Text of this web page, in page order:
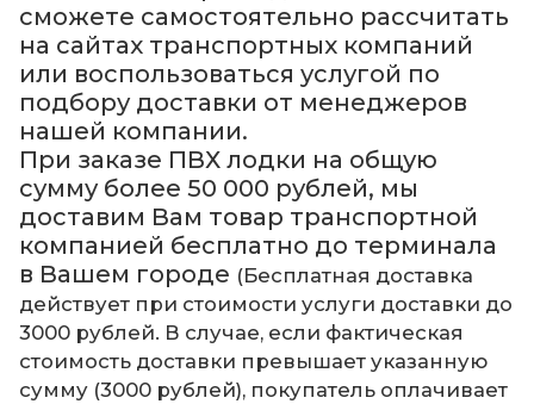
сможете самостоятельно рассчитать
на сайтах транспортных компаний
или воспользоваться услугой по
подбору доставки от менеджеров
нашей компании.
При заказе ПВХ лодки на общую
сумму более 50 000 рублей, мы
доставим Вам товар транспортной
компанией бесплатно до терминала
в Вашем городе (Бесплатная доставка
действует при стоимости услуги доставки до
3000 рублей. В случае, если фактическая
стоимость доставки превышает указанную
сумму (3000 рублей), покупатель оплачивает